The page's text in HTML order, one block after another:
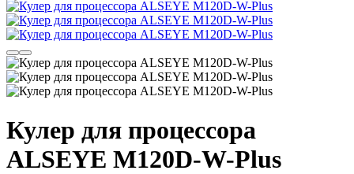
Кулер для процессора
ALSEYE M120D-W-Plus